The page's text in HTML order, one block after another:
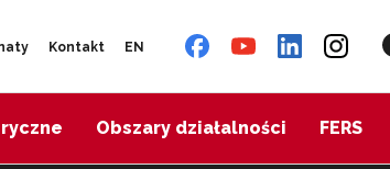
Kontakt EN
Obszary działalności FERS